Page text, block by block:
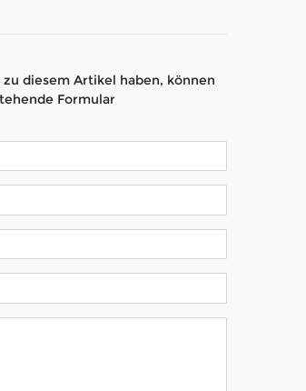
diesem Artikel haben, können
Formular